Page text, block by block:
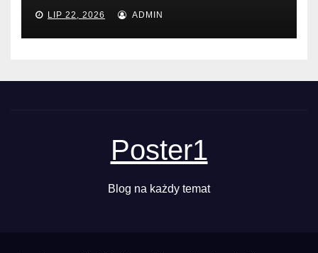
LIP 22, 2026 ADMIN
Poster1
Blog na każdy temat